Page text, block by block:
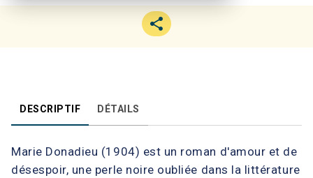
DESCRIPTIF DÉTAILS
Marie Donadieu (1904) est un roman d'amour et de
désespoir, une perle noire oubliée dans la littérature